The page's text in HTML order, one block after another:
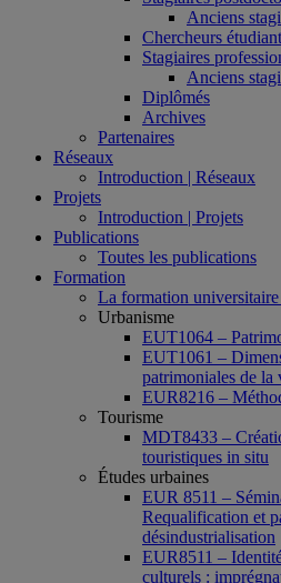
Anciens
Chercheurs
Stagiaires
Anciens
Diplômés
Archives
Partenaires
Réseaux
Introduction | Réseaux
Projets
Introduction | Projets
Publications
Toutes les publications
Formation
La formation
Urbanisme
EUT1064 –
EUT1061 –
patrimoniales de la
EUR8216 –
Tourisme
MDT8433 –
touristiques in situ
Études urbaines
EUR 8511 –
Requalification et
désindustrialisation
EUR8511 –
culturels :